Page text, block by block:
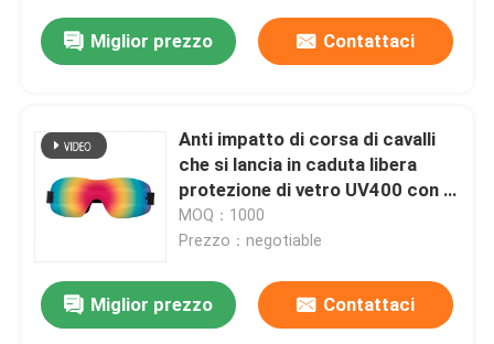
Miglior prezzo Contattaci
Anti impatto di corsa di cavalli
che si lancia in caduta libera
protezione di vetro UV400 con la
cinghia regolabile
MOQ：1000
Prezzo：negotiable
Miglior prezzo Contattaci